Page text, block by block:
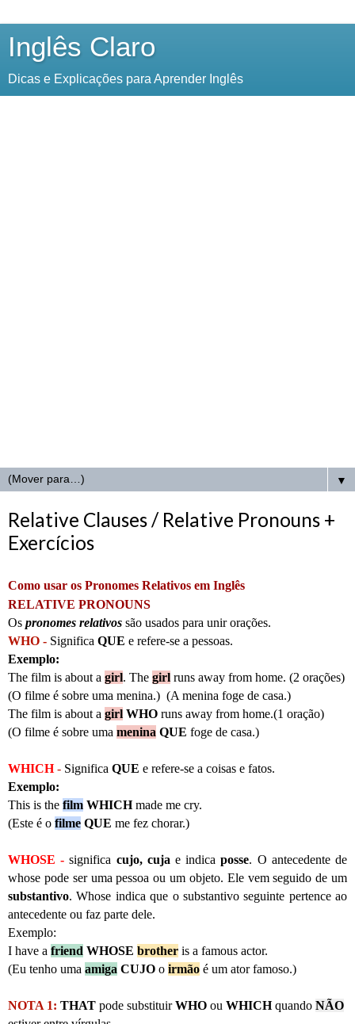
Inglês Claro
Dicas e Explicações para Aprender Inglês
▼
Relative Clauses / Relative Pronouns +
Exercícios
Como usar os Pronomes Relativos em Inglês
RELATIVE PRONOUNS
Os pronomes relativos são usados para unir orações.
WHO - Significa QUE e refere-se a pessoas.
Exemplo:
The film is about a girl. The girl runs away from home. (2 orações)
(O filme é sobre uma menina.) (A menina foge de casa.)
The film is about a girl WHO runs away from home.(1 oração)
(O filme é sobre uma menina QUE foge de casa.)
WHICH- Significa QUE e refere-se a coisas e fatos.
Exemplo:
This is the film WHICHmade me cry.
(Este é o filme QUE me fez chorar.)
WHOSE - significa cujo, cujae indicaposse. O antecedente de
whose pode ser uma pessoa ou um objeto. Ele vem seguido de um
substantivo. Whose indica que o substantivo seguinte pertence ao
antecedente ou faz parte dele.
Exemplo:
I have a friend WHOSE brother is a famous actor.
(Eu tenho uma amiga CUJO o irmão é um ator famoso.)
NOTA 1: THAT pode substituirWHO ou WHICHquando NÃO